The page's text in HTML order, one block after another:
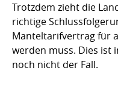
Trotzdem zieht die
richtige
Manteltarifvertrag für
werden muss. Dies ist
noch nicht der Fall.